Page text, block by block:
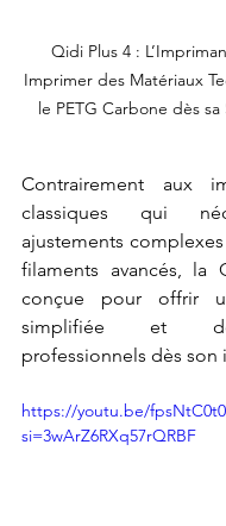
Qidi Plus 4 :
Imprimer des Matériaux
le PETG Carbone dès
Contrairement aux
classiques qui
ajustements
filaments avancés, la
conçue pour offrir
simplifiée et
professionnels dès son
https://youtu.be/
si=3wArZ6RXq57rQRBF